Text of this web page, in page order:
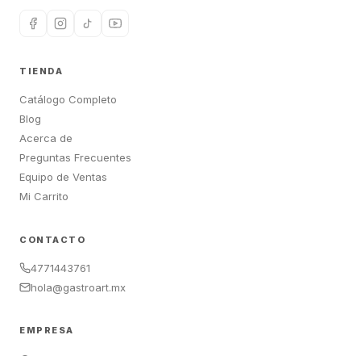
TIENDA
Catálogo Completo
Blog
Acerca de
Preguntas Frecuentes
Equipo de Ventas
Mi Carrito
CONTACTO
4771443761
hola@gastroart.mx
EMPRESA